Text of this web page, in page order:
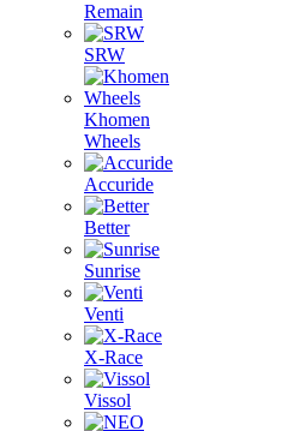
Remain
SRW
Khomen
Wheels
Accuride
Better
Sunrise
Venti
X-Race
Vissol